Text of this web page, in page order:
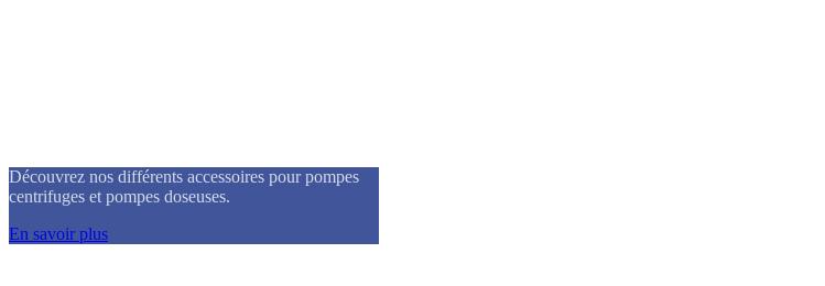
Découvrez nos différents accessoires pour pompes
centrifuges et pompes doseuses.
En savoir plus